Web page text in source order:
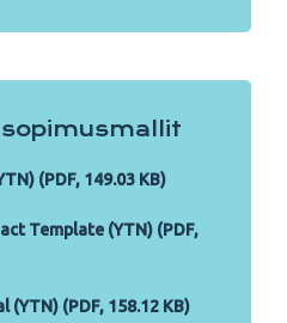
(PDF, 149.03 KB)
Template (YTN) (PDF,
(PDF, 158.12 KB)